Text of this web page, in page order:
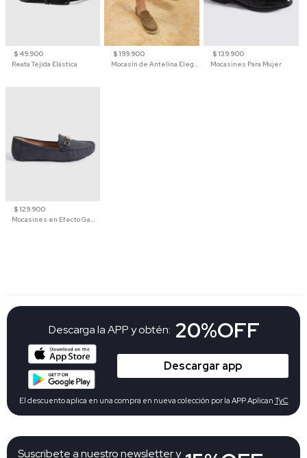
$ 49.900
Reata Tejida Elástica
$ 199.900
Mocasín de Antelina Elegante con Suela de Contraste Para Hombre
$ 139.900
Mocasines Para Mujer
$ 129.900
Mocasines en Efecto Gamuzado Para Mujer
Suscribete a nuestro newsletter y
Descarga la APP y obtén: 20%OFF
Descargar app
El descuento aplica en una compra en nueva colección por la APP Aplican TyC